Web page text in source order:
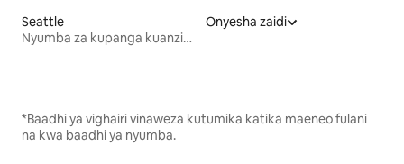
Seattle
Nyumba za kupanga kuanzia mwezi mmoja
Onyesha zaidi
*Baadhi ya vighairi vinaweza kutumika katika maeneo fulani
na kwa baadhi ya nyumba.